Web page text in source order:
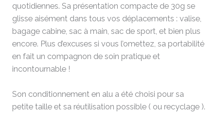
quotidiennes. Sa présentation compacte de 30g se
glisse aisément dans tous vos déplacements : valise,
bagage cabine, sac à main, sac de sport, et bien plus
encore. Plus d’excuses si vous l’omettez, sa portabilité
en fait un compagnon de soin pratique et
incontournable !
Son conditionnement en alu a été choisi pour sa
petite taille et sa réutilisation possible ( ou recyclage ).